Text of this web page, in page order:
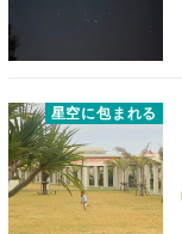
星空に包まれる